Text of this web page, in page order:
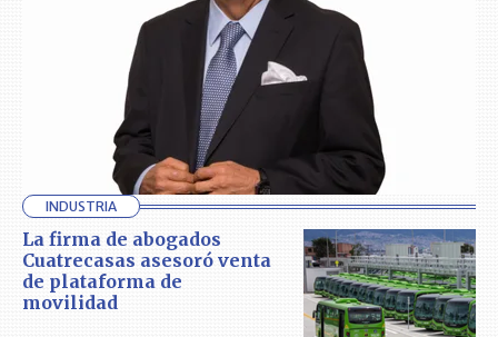
INDUSTRIA
La firma de abogados
Cuatrecasas asesoró venta
de plataforma de
movilidad